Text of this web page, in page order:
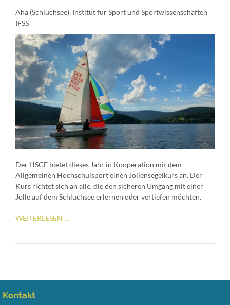
Aha (Schluchsee), Institut für Sport und Sportwissenschaften
IFSS
Der HSCF bietet dieses Jahr in Kooperation mit dem
Allgemeinen Hochschulsport einen Jollensegelkurs an. Der
Kurs richtet sich an alle, die den sicheren Umgang mit einer
Jolle auf dem Schluchsee erlernen oder vertiefen möchten.
WEITERLESEN …
Kontakt